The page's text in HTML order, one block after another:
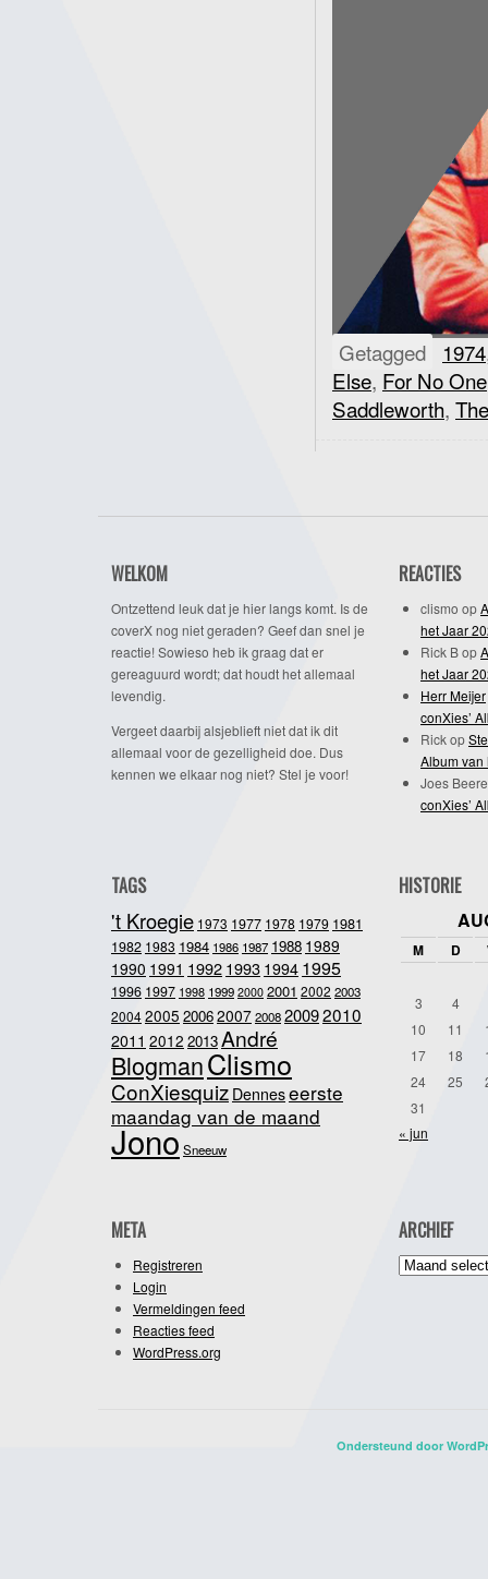
Getagged 1974
Else, For No One
Saddleworth,
WELKOM
Ontzettend leuk dat je hier langs komt. Is de
coverX nog niet geraden? Geef dan snel je
reactie! Sowieso heb ik graag dat er
gereaguurd wordt; dat houdt het allemaal
levendig.
Vergeet daarbij alsjeblieft niet dat ik dit
allemaal voor de gezelligheid doe. Dus
kennen we elkaar nog niet? Stel je voor!
REACTIES
clismo op
het Jaar
Rick Bop
het Jaar
Herr Meijer
conXies’
Rickop
Album van
Joes
conXies’
TAGS
't Kroegie 1973 1977 1978 1979 1981
1982 1983 1984 1986 1987 1988 1989
1990 1991 19921993 1994 1995
1996 1997 1998 1999 2000 2001 2002 2003
20042005 20062007200820092010
2011 2012 2013André
BlogmanClismo
ConXiesquiz Denneseerste
maandag van de maand
JonoSneeuw
HISTORIE
M D
3
4
10
11
17
18
24
25
31
« jun
META
Registreren
Login
Vermeldingen feed
Reacties feed
WordPress.org
ARCHIEF
Archief
Ondersteund door